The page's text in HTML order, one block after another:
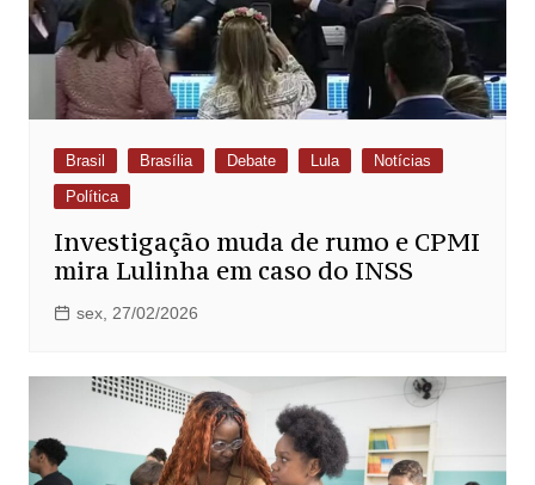
Brasil Brasília Debate Lula
Notícias
Política
Investigação muda de rumo e CPMI
mira Lulinha em caso do INSS
sex, 27/02/2026